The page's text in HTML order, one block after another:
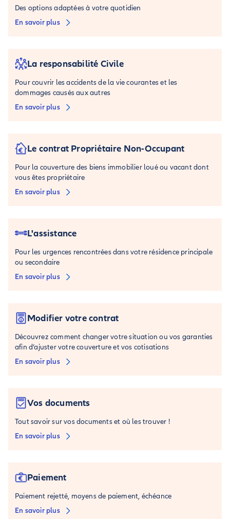
Des options adaptées à votre quotidien
En savoir plus
La responsabilité Civile
Pour couvrir les accidents de la vie courantes et les
dommages causés aux autres
En savoir plus
Le contrat Propriétaire Non-Occupant
Pour la couverture des biens immobilier loué ou vacant dont
vous êtes propriétaire
En savoir plus
L'assistance
Pour les urgences rencontrées dans votre résidence principale
ou secondaire
En savoir plus
Modifier votre contrat
Découvrez comment changer votre situation ou vos garanties
afin d’ajuster votre couverture et vos cotisations
En savoir plus
Vos documents
Tout savoir sur vos documents et où les trouver !
En savoir plus
Paiement
Paiement rejetté, moyens de paiement, échéance
En savoir plus